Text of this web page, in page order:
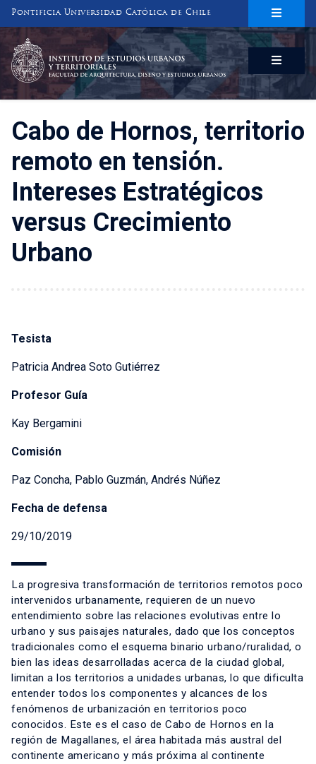
Pontificia Universidad Católica de Chile
INSTITUTO DE ESTUDIOS URBANOS
Y TERRITORIALES
FACULTAD DE ARQUITECTURA, DISEÑO Y ESTUDIOS URBANOS
Cabo de Hornos, territorio
remoto en tensión.
Intereses Estratégicos
versus Crecimiento
Urbano
Tesista
Patricia Andrea Soto Gutiérrez
Profesor Guía
Kay Bergamini
Comisión
Paz Concha, Pablo Guzmán, Andrés Núñez
Fecha de defensa
29/10/2019
La progresiva transformación de territorios remotos poco
intervenidos urbanamente, requieren de un nuevo
entendimiento sobre las relaciones evolutivas entre lo
urbano y sus paisajes naturales, dado que los conceptos
tradicionales como el esquema binario urbano/ruralidad, o
bien las ideas desarrolladas acerca de la ciudad global,
limitan a los territorios a unidades urbanas, lo que dificulta
entender todos los componentes y alcances de los
fenómenos de urbanización en territorios poco
conocidos. Este es el caso de Cabo de Hornos en la
región de Magallanes, el área habitada más austral del
continente americano y más próxima al continente